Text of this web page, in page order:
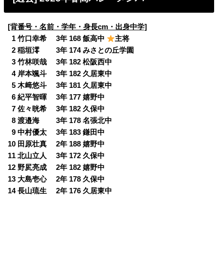
[背番号・名前・学年・身長cm・出身中学]
1 竹口幸希 3年 168 飯高中
主将
02 稲垣澪 3年 174 みさとの丘学園
03 竹林咲哉 3年 182 松阪西中
04 岸本颯斗 3年 182 久居東中
05 木﨑悠斗 3年 181 久居東中
06 紀平智暉 3年 177 嬉野中
07 佐々晄希 3年 182 久保中
08 渡邉海 3年 178 名張北中
09 中村優太 3年 183 鎌田中
10 田原壮真 2年 188 嬉野中
11 北山立人 3年 172 久保中
12 野㞍亮成 2年 182 嬉野中
13 大島壱心 2年 178 久保中
14 長山琉生 2年 176 久居東中